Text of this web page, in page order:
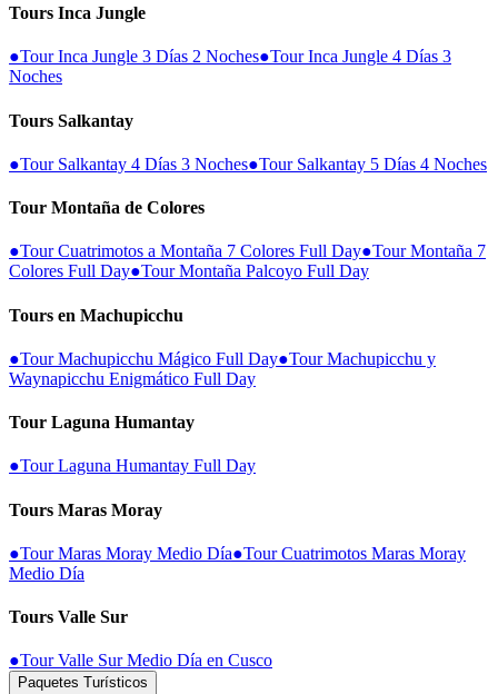
Tours Inca Jungle
●Tour Inca Jungle 3 Días 2 Noches●Tour Inca Jungle 4 Días 3
Noches
Tours Salkantay
●Tour Salkantay 4 Días 3 Noches●Tour Salkantay 5 Días 4 Noches
Tour Montaña de Colores
●Tour Cuatrimotos a Montaña 7 Colores Full Day●Tour Montaña 7
Colores Full Day●Tour Montaña Palcoyo Full Day
Tours en Machupicchu
●Tour Machupicchu Mágico Full Day●Tour Machupicchu y
Waynapicchu Enigmático Full Day
Tour Laguna Humantay
●Tour Laguna Humantay Full Day
Tours Maras Moray
●Tour Maras Moray Medio Día●Tour Cuatrimotos Maras Moray
Medio Día
Tours Valle Sur
●Tour Valle Sur Medio Día en Cusco
Paquetes Turísticos